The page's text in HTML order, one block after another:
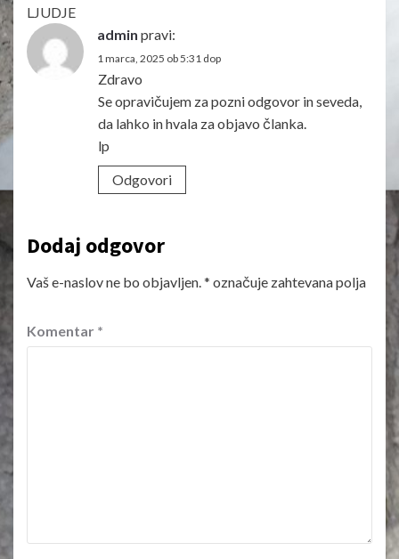
LJUDJE
admin pravi:
1 marca, 2025 ob 5:31 dop
Zdravo
Se opravičujem za pozni odgovor in seveda,
da lahko in hvala za objavo članka.
lp
Odgovori
Dodaj odgovor
Vaš e-naslov ne bo objavljen.* označuje zahtevana polja
Komentar *